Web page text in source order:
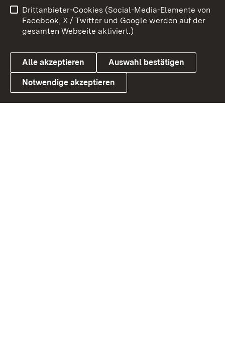
Link zum Landesportal
Benutzungshinweise
Barrierefreiheit
Datenschutz
Cookies
Drittanbieter-Cookies (Social-Media-Elemente von
Facebook, X / Twitter und Google werden auf der
gesamten Webseite aktiviert.)
Alle akzeptieren Auswahl bestätigen
Notwendige akzeptieren